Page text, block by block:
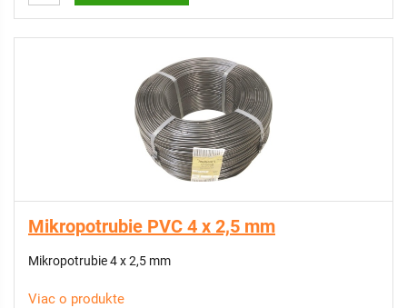
Mikropotrubie PVC 4 x 2,5 mm
Mikropotrubie 4 x 2,5 mm
Viac o produkte